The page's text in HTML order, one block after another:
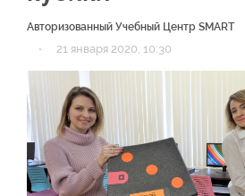
Авторизованный Учебный Центр SMART
· 21 января 2020, 10:30